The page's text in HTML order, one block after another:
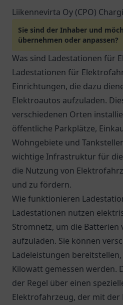
Liikennevirta Oy (CPO)
Sie sind der Inhaber und
übernehmen oder anpassen?
Was sind Ladestationen für
Ladestationen für
Einrichtungen, die dazu
Elektroautos aufzuladen.
verschiedenen Orten
öffentliche Parkplätze,
Wohngebiete und
wichtige Infrastruktur für
die Nutzung von
und zu fördern.
Wie funktionieren
Ladestationen nutzen
Stromnetz, um die Batterien
aufzuladen. Sie können
Ladeleistungen
Kilowatt gemessen werden.
der Regel über einen
Elektrofahrzeug, der mit